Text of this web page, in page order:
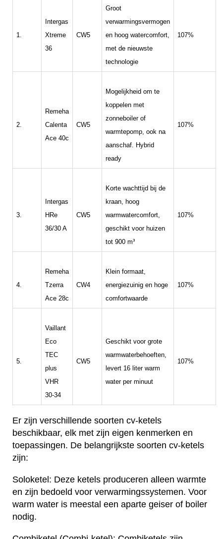
1.
Intergas
Xtreme
36
CW5
Groot
verwarmingsvermogen
en hoog watercomfort,
met de nieuwste
technologie
107%
2.
Remeha
Calenta
Ace 40c
CW5
Mogelijkheid om te
koppelen met
zonneboiler of
warmtepomp, ook na
aanschaf. Hybrid
ready
107%
3.
Intergas
HRe
36/30 A
CW5
Korte wachttijd bij de
kraan, hoog
warmwatercomfort,
geschikt voor huizen
tot 900 m³
107%
4.
Remeha
Tzerra
Ace 28c
CW4
Klein formaat,
energiezuinig en hoge
comfortwaarde
107%
5.
Vaillant
Eco
TEC
plus
VHR
30-34
CW5
Geschikt voor grote
warmwaterbehoeften,
levert 16 liter warm
water per minuut
107%
Er zijn verschillende soorten cv-ketels
beschikbaar, elk met zijn eigen kenmerken en
toepassingen. De belangrijkste soorten cv-ketels
zijn:
Soloketel: Deze ketels produceren alleen warmte
en zijn bedoeld voor verwarmingssystemen. Voor
warm water is meestal een aparte geiser of boiler
nodig.